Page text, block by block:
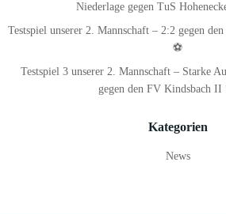
Niederlage gegen TuS
Testspiel unserer 2. Mannschaft – 2:2 gegen
⚽
Testspiel 3 unserer 2. Mannschaft – Starke
gegen den FV Kindsbach II
Kategorien
News